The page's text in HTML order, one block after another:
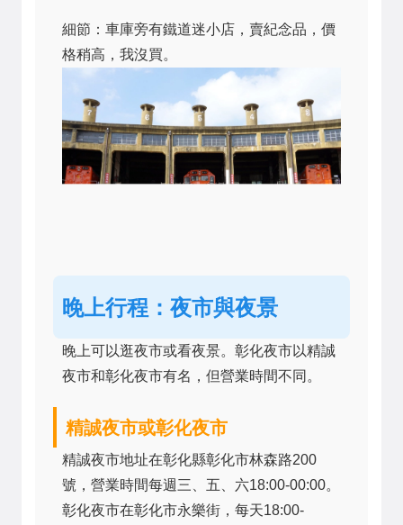
細節：車庫旁有鐵道迷小店，賣紀念品，價
格稍高，我沒買。
晚上行程：夜市與夜景
晚上可以逛夜市或看夜景。彰化夜市以精誠
夜市和彰化夜市有名，但營業時間不同。
精誠夜市或彰化夜市
精誠夜市地址在彰化縣彰化市林森路200
號，營業時間每週三、五、六18:00-00:00。
彰化夜市在彰化市永樂街，每天18:00-